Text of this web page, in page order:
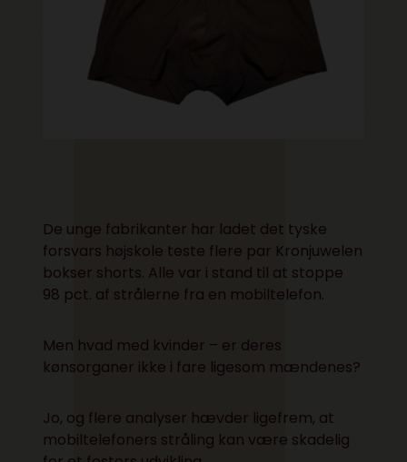
De unge fabrikanter har ladet det tyske
forsvars højskole teste flere par Kronjuwelen
bokser shorts. Alle var i stand til at stoppe
98 pct. af strålerne fra en mobiltelefon.
Men hvad med kvinder – er deres
kønsorganer ikke i fare ligesom mændenes?
Jo, og flere analyser hævder ligefrem, at
mobiltelefoners stråling kan være skadelig